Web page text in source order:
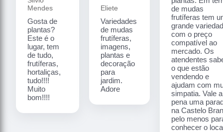
Mendes
Gosta de
plantas?
Este é o
lugar, tem
de tudo,
frutíferas,
hortaliças,
tudo!!!!
Muito
bom!!!!
Eliete
Variedades
de mudas
frutíferas,
imagens,
plantas e
decoração
para
jardim.
Adore
de mudas
frutíferas tem
grande
com o preço
compatível ao
mercado. Os
atendentes
o que estão
vendendo e
ajudam com
simpatia. Vale a
pena uma
na Castelo
pelo menos
conhecer o